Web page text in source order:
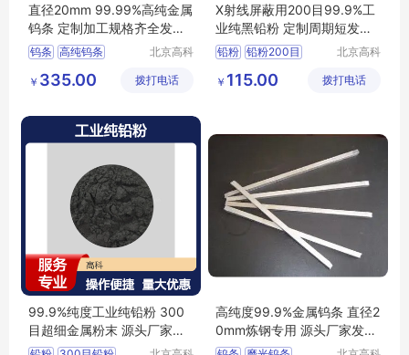
直径20mm 99.99%高纯金属
钨条 定制加工规格齐全发货
快
钨条 高纯钨条
北京高科
技有限公
￥ 335.00 拨打电话
X射线屏蔽用200目99.9%工
业纯黑铅粉 定制周期短发货
快
铅粉 铅粉200目
铅粉厂家
北京高科
技有限公
￥ 115.00 拨打电话
99.9%纯度工业纯铅粉 300
目超细金属粉末 源头厂家保
质保量
高纯度99.9%金属钨条 直径2
0mm炼钢专用 源头厂家发货
快